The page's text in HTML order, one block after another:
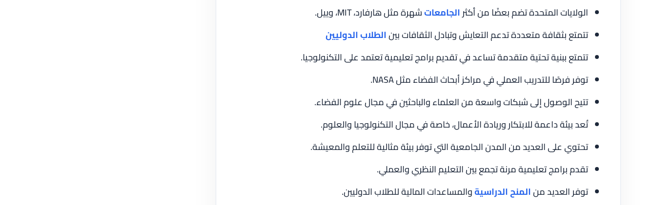
الولايات المتحدة تضم بعضًا من أكثرالجامعاتشهرة مثل هارفارد، MIT، وييل.
تتمتع بثقافة متعددة تدعم التعايش وتبادل الثقافات بينالطلاب الدوليين
تتمتع ببنية تحتية متقدمة تساعد في تقديم برامج تعليمية تعتمد على التكنولوجيا.
توفر فرصًا للتدريب العملي في مراكز أبحاث الفضاء مثل NASA.
تتيح الوصول إلى شبكات واسعة من العلماء والباحثين في مجال علوم الفضاء.
تُعد بيئة داعمة للابتكار وريادة الأعمال، خاصة في مجال التكنولوجيا والعلوم.
تحتوي على العديد من المدن الجامعية التي توفر بيئة مثالية للتعلم والمعيشة.
تقدم برامج تعليمية مرنة تجمع بين التعليم النظري والعملي.
توفر العديد منالمنح الدراسيةوالمساعدات المالية للطلاب الدوليين.